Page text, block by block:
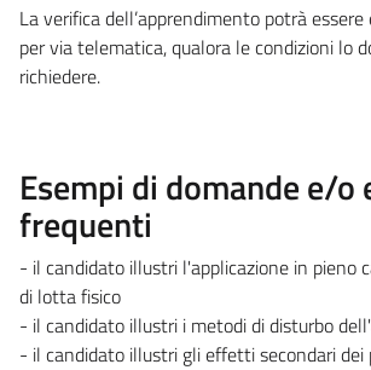
La verifica dell’apprendimento potrà
per via telematica, qualora le condizioni lo
richiedere.
Esempi di domande e/o
frequenti
- il candidato illustri l'applicazione in pieno
di lotta fisico
- il candidato illustri i metodi di disturbo
- il candidato illustri gli effetti secondari